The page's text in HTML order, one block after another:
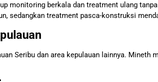
monitoring berkala dan treatment ulang
sedangkan treatment pasca-konstruksi
Seribu dan area kepulauan lainnya. Mineth